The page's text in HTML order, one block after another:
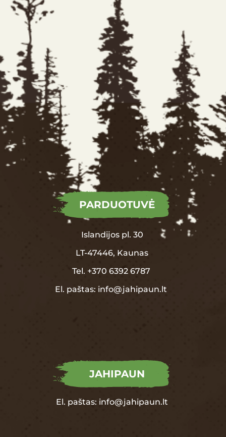
PARDUOTUVĖ
Islandijos pl. 30
LT-47446, Kaunas
Tel. +370 6392 6787
El. paštas: info@jahipaun.lt
JAHIPAUN
El. paštas: info@jahipaun.lt